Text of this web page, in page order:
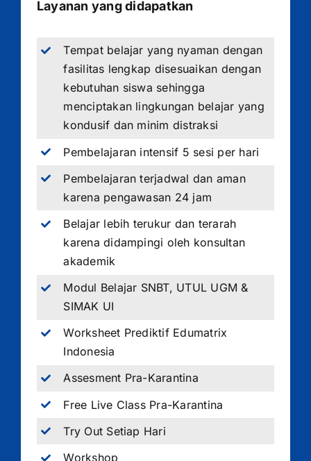
Layanan yang didapatkan
Tempat belajar yang nyaman dengan
fasilitas lengkap disesuaikan dengan
kebutuhan siswa sehingga
menciptakan lingkungan belajar yang
kondusif dan minim distraksi
Pembelajaran intensif 5 sesi per hari
Pembelajaran terjadwal dan aman
karena pengawasan 24 jam
Belajar lebih terukur dan terarah
karena didampingi oleh konsultan
akademik
Modul Belajar SNBT, UTUL UGM &
SIMAK UI
Worksheet Prediktif Edumatrix
Indonesia
Assesment Pra-Karantina
Free Live Class Pra-Karantina
Try Out Setiap Hari
Workshop